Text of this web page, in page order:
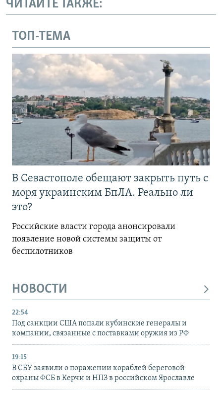
ЧИТАЙТЕ ТАКЖЕ:
ТОП-ТЕМА
В Севастополе обещают закрыть путь с
моря украинским БпЛА. Реально ли
это?
Российские власти города анонсировали
появление новой системы защиты от
беспилотников
НОВОСТИ
22:54
Под санкции США попали кубинские генералы и
компании, связанные с поставками оружия из РФ
19:15
В СБУ заявили о поражении кораблей береговой
охраны ФСБ в Керчи и НПЗ в российском Ярославле